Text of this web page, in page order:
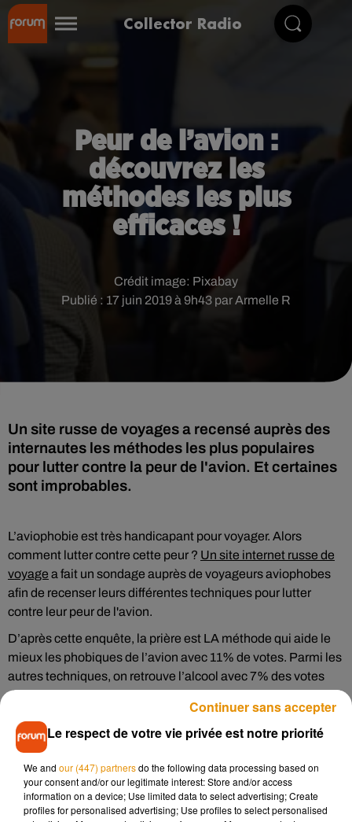
Collector Radio
Peur de l’avion :
découvrez les
méthodes les plus
efficaces !
Publié : 17 juin 2019 à 9h43 par Armelle R
Crédit image: Pixabay
Un site russe de voyages a recensé auprès des
internautes les méthodes les plus populaires
pour lutter contre la peur de l'avion. Et certaines
sont improbables.
L’aviophobie est très handicapant pour voyager. Alors
comment lutter contre cette peur ? Un site internet russe de
voyage a fait un sondage auprès de voyageurs aviophobes
afin de recenser leurs différentes techniques pour lutter
contre leur peur de l'avion.
D’après cette enquête, la prière est LA méthode qui aide le
mieux les phobiques de l’avion avec 11% de votes. Parmi les
autres techniques, on retrouve l’alcool avec 7% des votes
des aviophobes. La méditation est également utilisée en
troisième méthode. Enfin, les sédatifs sont une des solutions
évoquées par les sondés.
en avion. 17% des aviophobes ont décidé de prendre un
autre moyen de transports pour leurs voyages. Autre solution
: les compagnies aériennes proposent des stages pour
Le respect de votre vie privée est notre priorité
We and our (447) partnersdo the following data processing based on
your consent and/or our legitimate interest: Store and/or access
information on a device; Use limited data to select advertising; Create
profiles for personalised advertising; Use profiles to select personalised
Continuer sans accepter